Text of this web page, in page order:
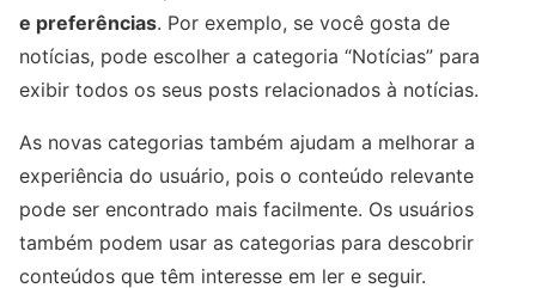
e preferências. Por exemplo, se você gosta de
notícias, pode escolher a categoria “Notícias” para
exibir todos os seus posts relacionados à notícias.
As novas categorias também ajudam a melhorar a
experiência do usuário, pois o conteúdo relevante
pode ser encontrado mais facilmente. Os usuários
também podem usar as categorias para descobrir
conteúdos que têm interesse em ler e seguir.